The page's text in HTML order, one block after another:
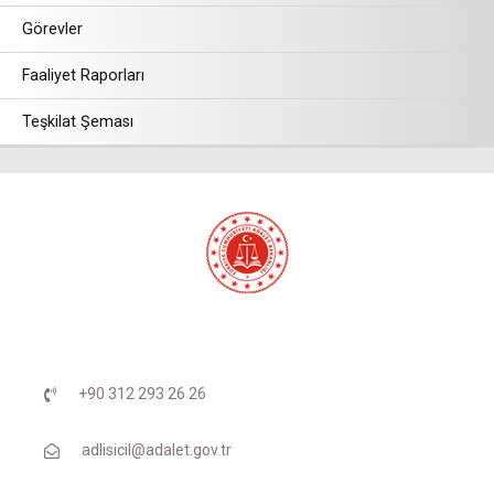
Görevler
Faaliyet Raporları
Teşkilat Şeması
+90 312 293 26 26
adlisicil@adalet.gov.tr